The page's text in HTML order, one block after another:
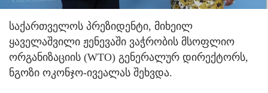
საქართველოს პრეზიდენტი, მიხეილ
ყაველაშვილი ჟენევაში ვაჭრობის მსოფლიო
ორგანიზაციის (WTO) გენერალურ დირექტორს,
ნგოზი ოკონჯო-ივეალას შეხვდა.